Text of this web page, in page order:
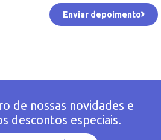
Enviar depoimento
de nossas novidades e
descontos especiais.